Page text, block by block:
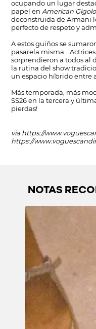
ocupando un lugar
papel en American Gigolo
deconstruida de Armani
perfecto de respeto y
A estos guiños se
pasarela misma…
sorprendieron a todos al
la rutina del show
un espacio híbrido entre
Más temporada, más
SS26 en la tercera y
pierdas!
via https://
https://
NOTAS